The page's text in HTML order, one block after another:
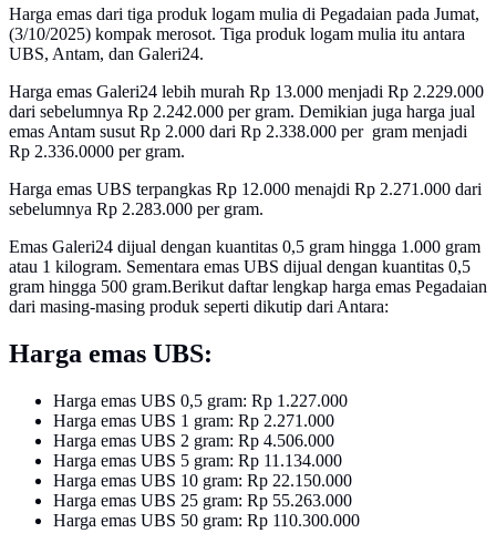
Harga emas dari tiga produk logam mulia di Pegadaian pada Jumat,
(3/10/2025) kompak merosot. Tiga produk logam mulia itu antara
UBS, Antam, dan Galeri24.
Harga emas Galeri24 lebih murah Rp 13.000 menjadi Rp 2.229.000
dari sebelumnya Rp 2.242.000 per gram. Demikian juga harga jual
emas Antam susut Rp 2.000 dari Rp 2.338.000 per gram menjadi
Rp 2.336.0000 per gram.
Harga emas UBS terpangkas Rp 12.000 menajdi Rp 2.271.000 dari
sebelumnya Rp 2.283.000 per gram.
Emas Galeri24 dijual dengan kuantitas 0,5 gram hingga 1.000 gram
atau 1 kilogram. Sementara emas UBS dijual dengan kuantitas 0,5
gram hingga 500 gram.Berikut daftar lengkap harga emas Pegadaian
dari masing-masing produk seperti dikutip dari Antara:
Harga emas UBS:‎
Harga emas UBS 0,5 gram: Rp 1.227.000
‎Harga emas UBS 1 gram: Rp 2.271.000‎
Harga emas UBS 2 gram: Rp 4.506.000‎
Harga emas UBS 5 gram: Rp 11.134.000‎
Harga emas UBS 10 gram: Rp 22.150.000 ‎
Harga emas UBS 25 gram: Rp 55.263.000
‎Harga emas UBS 50 gram: Rp 110.300.000‎